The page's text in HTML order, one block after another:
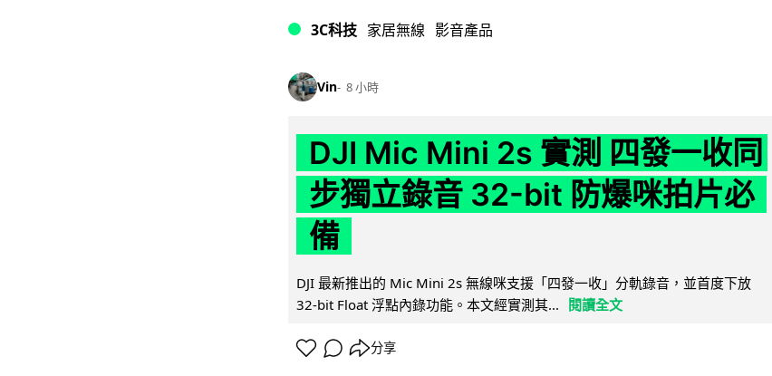
3C科技 家居無線 影音產品
Vin 8 小時
DJI Mic Mini 2s 實測 四發一收同
步獨立錄音 32-bit 防爆咪拍片必
備
DJI 最新推出的 Mic Mini 2s 無線咪支援「四發一收」分軌錄音，並首度下放
32-bit Float 浮點內錄功能。本文經實測其... 閱讀全文
分享